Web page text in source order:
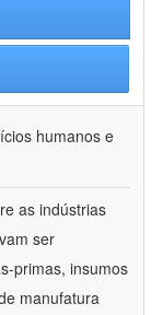
humanos e
as indústrias
ser
primas, insumos
manufatura